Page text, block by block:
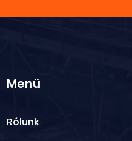
Menü
Rólunk